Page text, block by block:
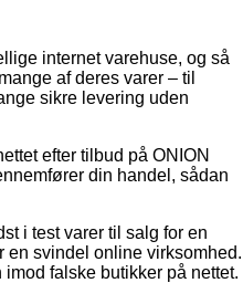
internet varehuse, og så
af deres varer – til
sikre levering uden
efter tilbud på ONION
din handel, sådan
i test varer til salg for en
en svindel online virksomhed.
falske butikker på nettet.